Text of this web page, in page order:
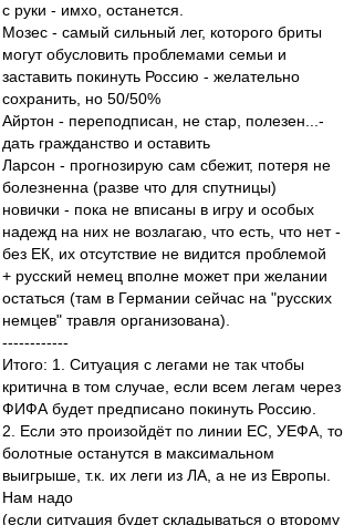
с руки - имхо, останется.
Мозес - самый сильный лег, которого бриты
могут обусловить проблемами семьи и
заставить покинуть Россию - желательно
сохранить, но 50/50%
Айртон - переподписан, не стар, полезен...-
дать гражданство и оставить
Ларсон - прогнозирую сам сбежит, потеря не
болезненна (разве что для спутницы)
новички - пока не вписаны в игру и особых
надежд на них не возлагаю, что есть, что нет -
без ЕК, их отсутствие не видится проблемой
+ русский немец вполне может при желании
остаться (там в Германии сейчас на "русских
немцев" травля организована).
------------
Итого: 1. Ситуация с легами не так чтобы
критична в том случае, если всем легам через
ФИФА будет предписано покинуть Россию.
2. Если это произойдёт по линии ЕС, УЕФА, то
болотные останутся в максимальном
выигрыше, т.к. их леги из ЛА, а не из Европы.
Нам надо
(если ситуация будет складываться о второму